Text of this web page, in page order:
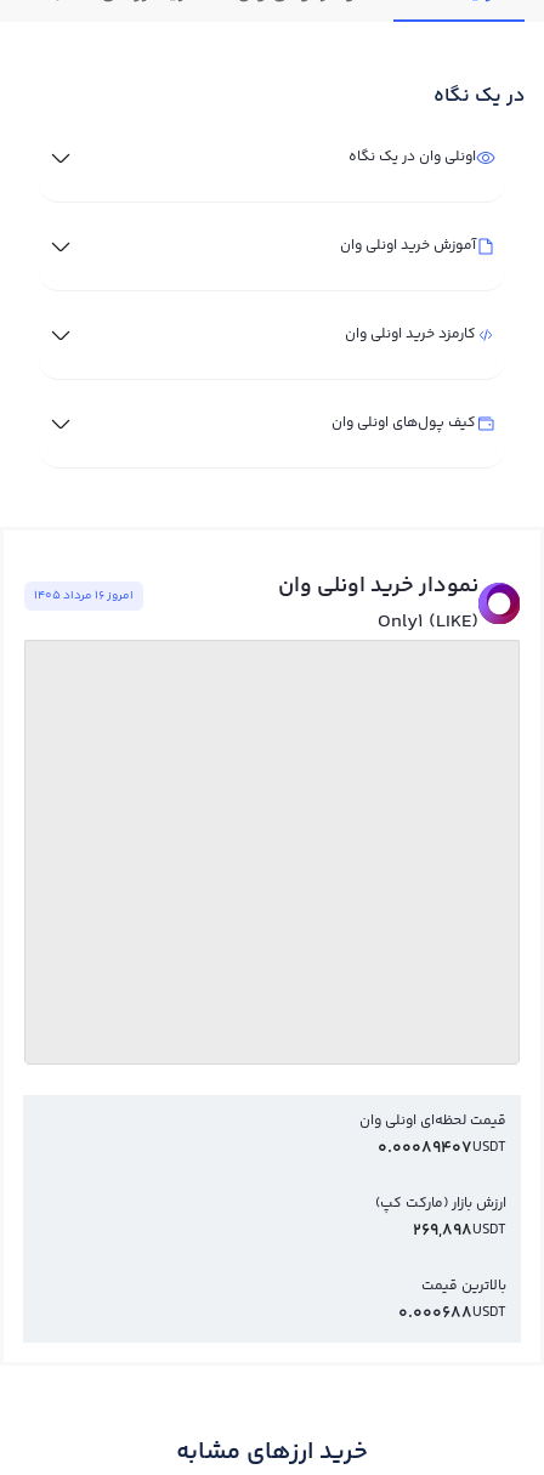
در یک نگاه
اونلی وان در یک نگاه
آموزش خرید اونلی وان
کارمزد خرید اونلی وان
کیف پول‌های اونلی وان
نمودار خرید اونلی وان
Only1 (LIKE)
امروز ١٦ مرداد ١٤٠٥
قیمت لحظه‌ای اونلی وان
USDT
0.00089407
ارزش بازار (مارکت کپ)
USDT
269,898
بالاترین قیمت
USDT
0.000688
خرید ارزهای مشابه